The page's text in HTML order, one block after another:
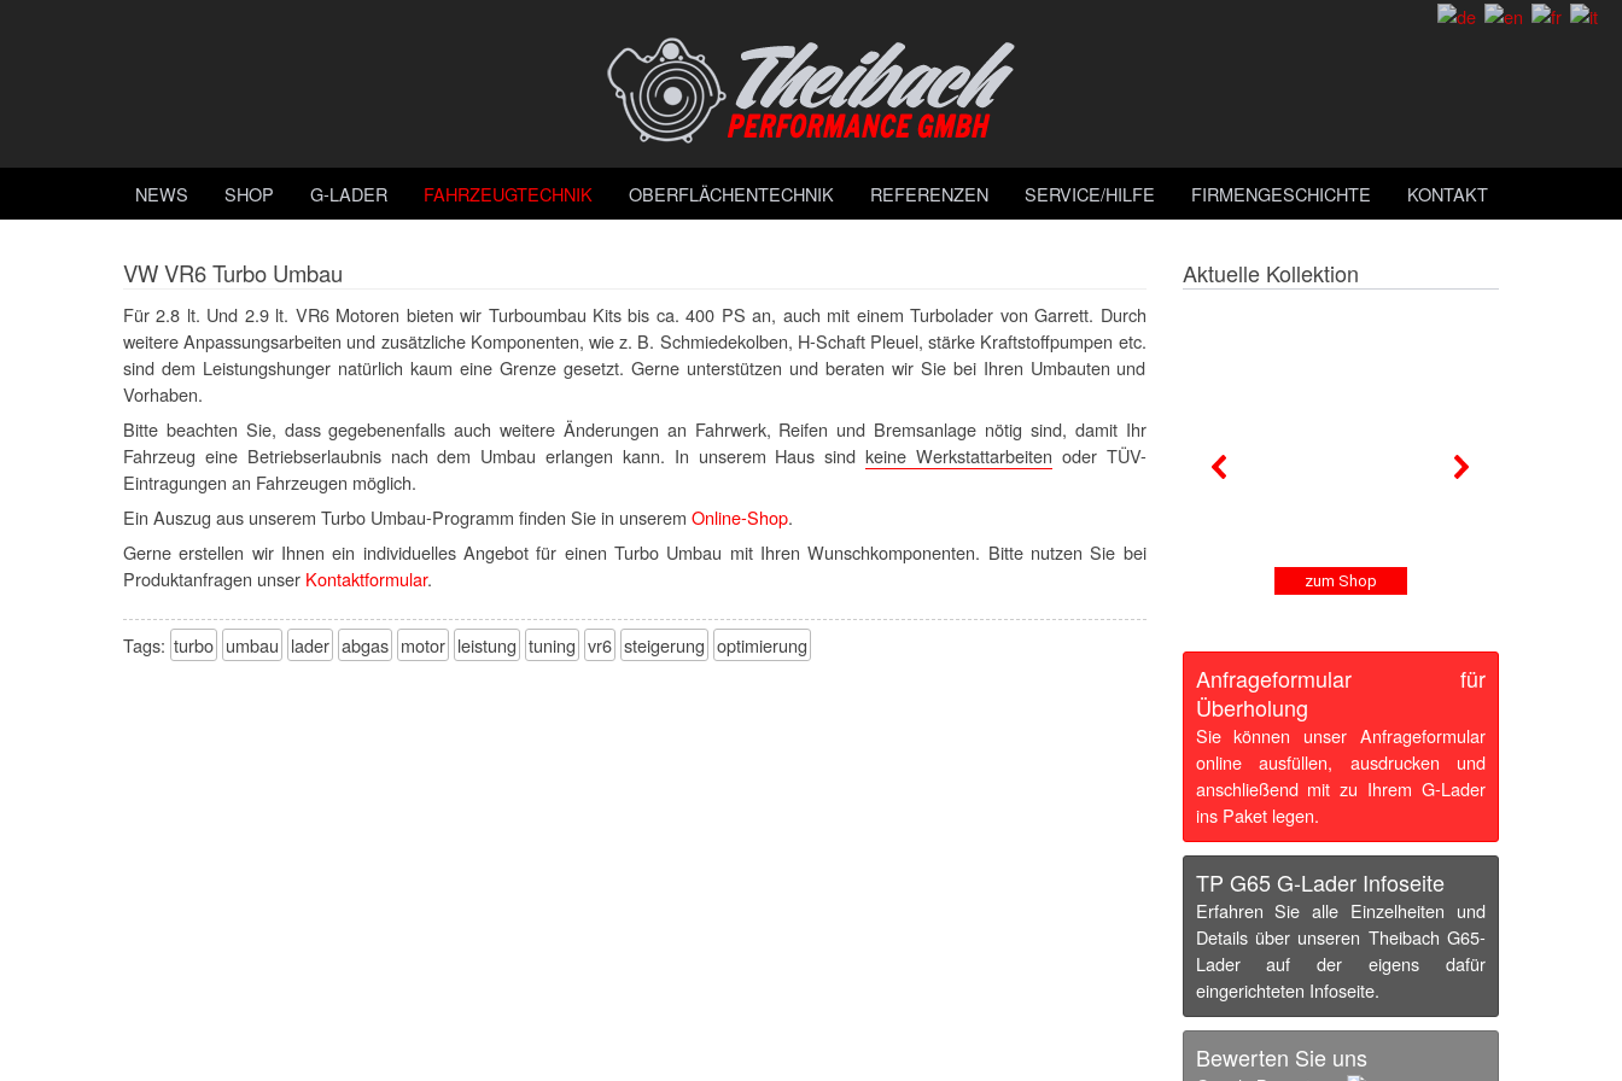
NEWS SHOP G-LADER FAHRZEUGTECHNIK OBERFLÄCHENTECHNIK REFERENZEN SERVICE/HILFE FIRMENGESCHICHTE KONTAKT
VW VR6 Turbo Umbau
Für 2.8 lt. Und 2.9 lt. VR6 Motoren bieten wir Turboumbau Kits bis ca. 400 PS an, auch mit einem Turbolader von Garrett. Durch
weitere Anpassungsarbeiten und zusätzliche Komponenten, wie z. B. Schmiedekolben, H-Schaft Pleuel, stärke Kraftstoffpumpen etc.
sind dem Leistungshunger natürlich kaum eine Grenze gesetzt. Gerne unterstützen und beraten wir Sie bei Ihren Umbauten und
Vorhaben.
Bitte beachten Sie, dass gegebenenfalls auch weitere Änderungen an Fahrwerk, Reifen und Bremsanlage nötig sind, damit Ihr
Fahrzeug eine Betriebserlaubnis nach dem Umbau erlangen kann. In unserem Haus sind keine Werkstattarbeiten oder TÜV-
Eintragungen an Fahrzeugen möglich.
Ein Auszug aus unserem Turbo Umbau-Programm finden Sie in unserem Online-Shop.
Gerne erstellen wir Ihnen ein individuelles Angebot für einen Turbo Umbau mit Ihren Wunschkomponenten. Bitte nutzen Sie bei
Produktanfragen unser Kontaktformular.
Tags: turbo umbau lader abgas motor leistung tuning vr6 steigerung optimierung
Aktuelle Kollektion
zum Shop
Anfrageformular für
Überholung
Sie können unser Anfrageformular
online ausfüllen, ausdrucken und
anschließend mit zu Ihrem G-Lader
ins Paket legen.
TP G65 G-Lader Infoseite
Erfahren Sie alle Einzelheiten und
Details über unseren Theibach G65-
Lader auf der eigens dafür
eingerichteten Infoseite.
Bewerten Sie uns